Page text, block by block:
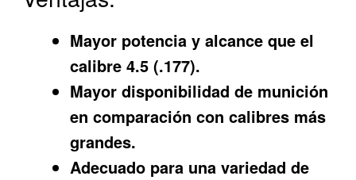
Mayor potencia y alcance que el
calibre 4.5 (.177).
Mayor disponibilidad de munición
en comparación con calibres más
grandes.
Adecuado para una variedad de